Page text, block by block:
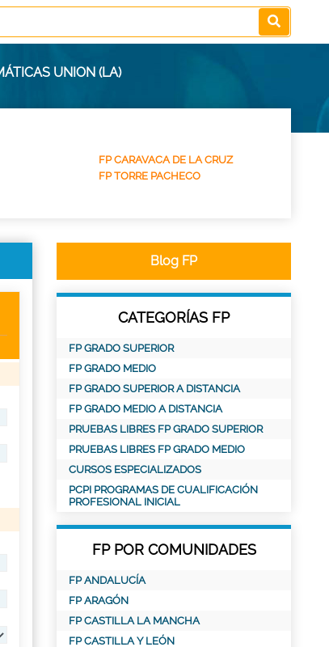
UNION (LA)
FP CARAVACA DE LA CRUZ
FP TORRE PACHECO
Blog FP
CATEGORÍAS FP
FP GRADO SUPERIOR
FP GRADO MEDIO
FP GRADO SUPERIOR A DISTANCIA
FP GRADO MEDIO A DISTANCIA
PRUEBAS LIBRES FP GRADO SUPERIOR
PRUEBAS LIBRES FP GRADO MEDIO
CURSOS ESPECIALIZADOS
PCPI PROGRAMAS DE CUALIFICACIÓN
PROFESIONAL INICIAL
FP POR COMUNIDADES
FP ANDALUCÍA
FP ARAGÓN
FP CASTILLA LA MANCHA
FP CASTILLA Y LEÓN